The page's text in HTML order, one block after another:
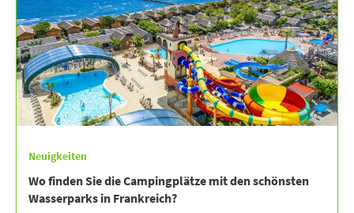
Neuigkeiten
Wo finden Sie die Campingplätze mit den schönsten
Wasserparks in Frankreich?